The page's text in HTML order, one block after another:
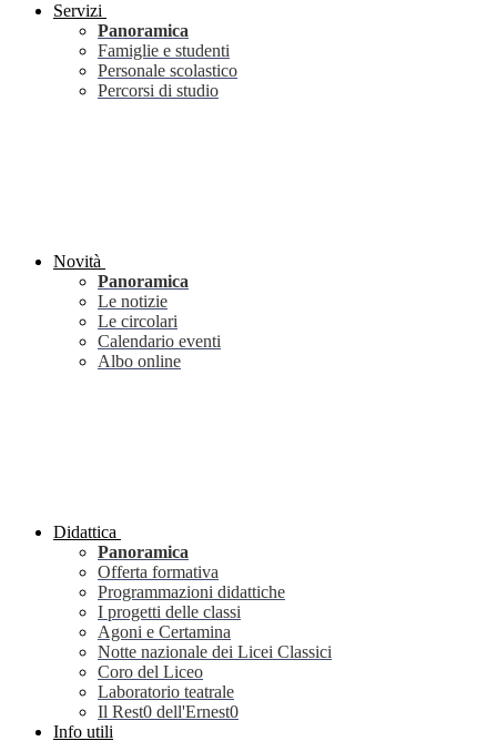
Servizi
Panoramica
Famiglie e studenti
Personale scolastico
Percorsi di studio
Novità
Panoramica
Le notizie
Le circolari
Calendario eventi
Albo online
Didattica
Panoramica
Offerta formativa
Programmazioni didattiche
I progetti delle classi
Agoni e Certamina
Notte nazionale dei Licei Classici
Coro del Liceo
Laboratorio teatrale
Il Rest0 dell'Ernest0
Info utili